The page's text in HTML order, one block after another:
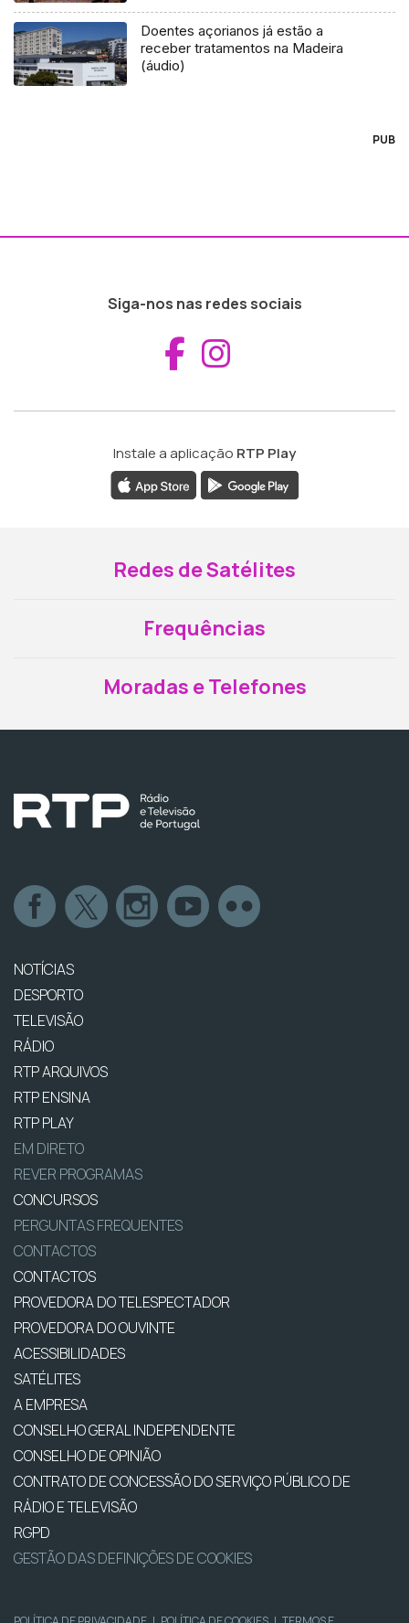
Doentes açorianos já estão a
receber tratamentos na Madeira
(áudio)
PUB
Siga-nos nas redes sociais
Aceder ao
Instale a aplicação RTP Play
Redes de Satélites
Frequências
Moradas e Telefones
NOTÍCIAS
DESPORTO
TELEVISÃO
RÁDIO
RTP ARQUIVOS
RTP ENSINA
RTP PLAY
EM DIRETO
REVER PROGRAMAS
CONCURSOS
PERGUNTAS FREQUENTES
CONTACTOS
CONTACTOS
PROVEDORA DO TELESPECTADOR
PROVEDORA DO OUVINTE
ACESSIBILIDADES
SATÉLITES
A EMPRESA
CONSELHO GERAL INDEPENDENTE
CONSELHO DE OPINIÃO
CONTRATO DE CONCESSÃO DO SERVIÇO PÚBLICO DE
RÁDIO E TELEVISÃO
RGPD
GESTÃO DAS DEFINIÇÕES DE COOKIES